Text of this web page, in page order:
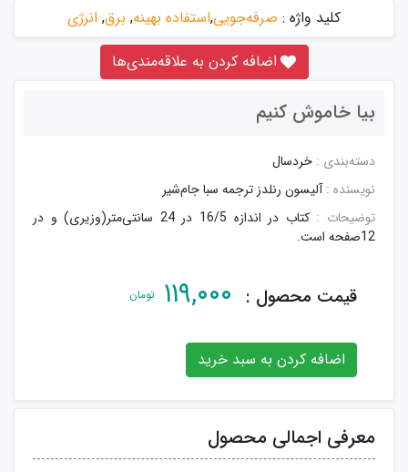
کلید واژه : صرفه‌جویی,استفاده بهینه, برق, انرژی
اضافه کردن به علاقه‌مندی‌ها
بیا خاموش کنیم
دسته‌بندی : خردسال
نویسنده : آلیسون رنلدز ترجمه سبا جام‌شیر
توضیحات :
کتاب در اندازه 16/5 در 24 سانتی‌متر(وزیری) و در
12صفحه است.
قیمت محصول : ۱۱۹,۰۰۰ تومان
اضافه کردن به سبد خرید
معرفی اجمالی محصول